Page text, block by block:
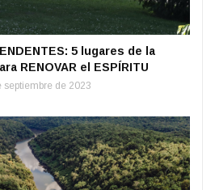
5 lugares de la
RENOVAR el ESPÍRITU
septiembre de 2023